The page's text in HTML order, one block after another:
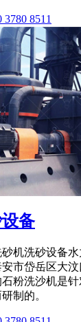
8511
备
机洗砂设备
市岱岳区大
粉洗沙机是
制的。